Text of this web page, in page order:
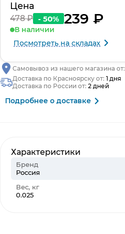
Характеристики
Бренд
Россия
Вес, кг
0.025
Цена
478 ₽ - 50% 239 ₽
В наличии
Посмотреть на складах
Самовывоз из нашего магазина от:
Доставка по Красноярску от: 1 дня
Доставка по России от: 2 дней
Подробнее о доставке